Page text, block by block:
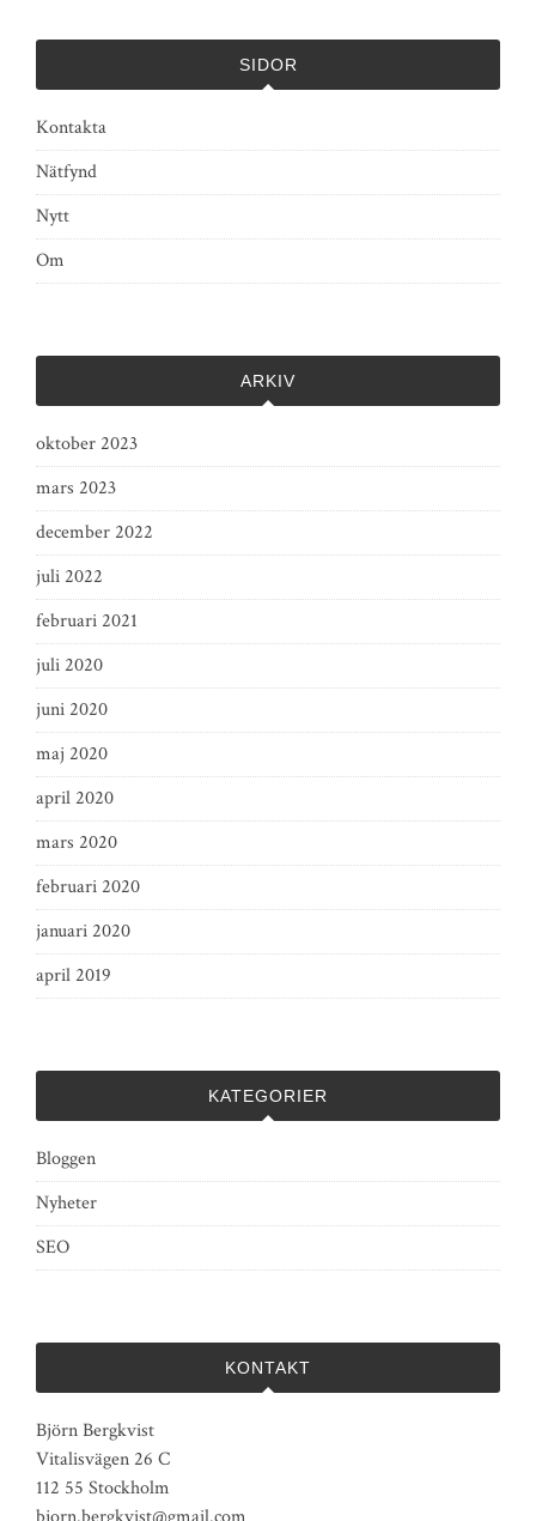
SIDOR
Kontakta
Nätfynd
Nytt
Om
ARKIV
oktober 2023
mars 2023
december 2022
juli 2022
februari 2021
juli 2020
juni 2020
maj 2020
april 2020
mars 2020
februari 2020
januari 2020
april 2019
KATEGORIER
Bloggen
Nyheter
SEO
KONTAKT
Björn Bergkvist
Vitalisvägen 26 C
112 55 Stockholm